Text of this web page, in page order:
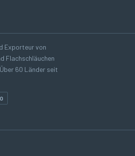
Exporteur von
Flachschläuchen
60 Länder seit